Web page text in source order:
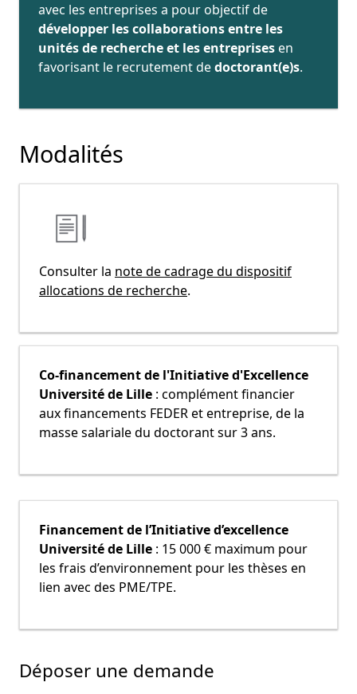
avec les entreprises a pour objectif de
développer les collaborations entre les
unités de recherche et les entreprises en
favorisant le recrutement dedoctorant(e)s.
Modalités
Consulter la note de cadrage du dispositif
allocations de recherche.
Co-financement de l'Initiative d'Excellence
Université de Lille : complément financier
aux financements FEDER et entreprise, de la
masse salariale du doctorant sur 3 ans.
Financement de l’Initiative d’excellence
Université de Lille : 15 000 € maximum pour
les frais d’environnement pour les thèses en
lien avec des PME/TPE.
Déposer une demande